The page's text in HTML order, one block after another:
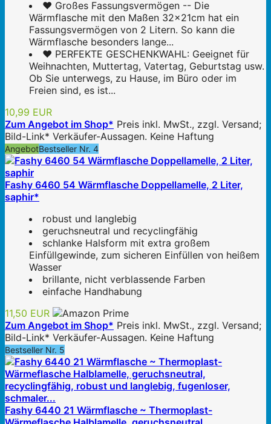
❤️ Großes Fassungsvermögen -- Die
Wärmflasche mit den Maßen 32x21cm hat ein
Fassungsvermögen von 2 Litern. So kann die
Wärmflasche besonders lange...
❤️ PERFEKTE GESCHENKWAHL: Geeignet für
Weihnachten, Muttertag, Vatertag, Geburtstag usw.
Ob Sie unterwegs, zu Hause, im Büro oder im
Freien sind, es ist...
10,99 EUR
Zum Angebot im Shop* Preis inkl. MwSt., zzgl. Versand;
Bild-Link* Verkäufer-Aussagen. Keine Haftung
AngebotBestseller Nr. 4
Fashy 6460 54 Wärmflasche Doppellamelle, 2 Liter,
saphir*
robust und langlebig
geruchsneutral und recyclingfähig
schlanke Halsform mit extra großem
Einfüllgewinde, zum sicheren Einfüllen von heißem
Wasser
brillante, nicht verblassende Farben
einfache Handhabung
11,50 EUR
Zum Angebot im Shop* Preis inkl. MwSt., zzgl. Versand;
Bild-Link* Verkäufer-Aussagen. Keine Haftung
Bestseller Nr. 5
Fashy 6440 21 Wärmflasche ~ Thermoplast-